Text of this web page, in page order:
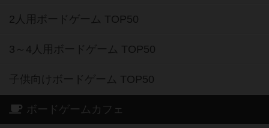
2人用ボードゲーム TOP50
3～4人用ボードゲーム TOP50
子供向けボードゲーム TOP50
ボードゲームカフェ